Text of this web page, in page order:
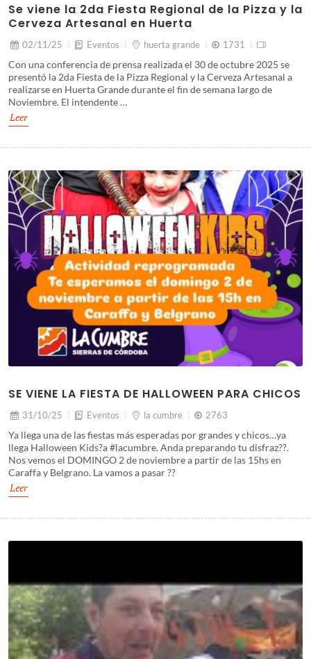
Se viene la 2da Fiesta Regional de la Pizza y la
Cerveza Artesanal en Huerta
02/11/25 Eventos huerta grande 1731
Con una conferencia de prensa realizada el 30 de octubre 2025 se
presentó la 2da Fiesta de la Pizza Regional y la Cerveza Artesanal a
realizarse en Huerta Grande durante el fin de semana largo de
Noviembre. El intendente …
Leer
SE VIENE LA FIESTA DE HALLOWEEN PARA CHICOS
31/10/25 Eventos la cumbre 2763
Ya llega una de las fiestas más esperadas por grandes y chicos…ya
llega Halloween Kids?a #lacumbre. Anda preparando tu disfraz??.
Nos vemos el DOMINGO 2 de noviembre a partir de las 15hs en
Caraffa y Belgrano. La vamos a pasar ??
Leer